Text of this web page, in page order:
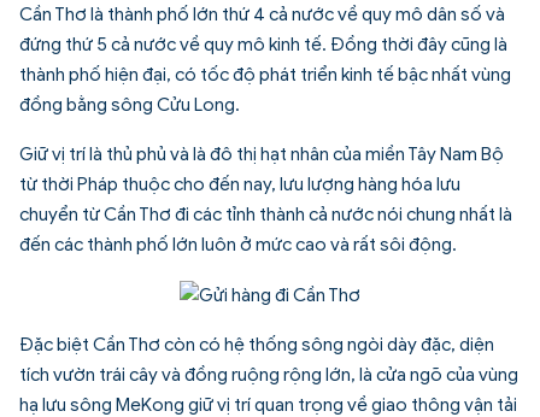
Cần Thơ là thành phố lớn thứ 4 cả nước về quy mô dân số và
đứng thứ 5 cả nước về quy mô kinh tế. Đồng thời đây cũng là
thành phố hiện đại, có tốc độ phát triển kinh tế bậc nhất vùng
đồng bằng sông Cửu Long.
Giữ vị trí là thủ phủ và là đô thị hạt nhân của miền Tây Nam Bộ
từ thời Pháp thuộc cho đến nay, lưu lượng hàng hóa lưu
chuyển từ Cần Thơ đi các tỉnh thành cả nước nói chung nhất là
đến các thành phố lớn luôn ở mức cao và rất sôi động.
Đặc biệt Cần Thơ còn có hệ thống sông ngòi dày đặc, diện
tích vườn trái cây và đồng ruộng rộng lớn, là cửa ngõ của vùng
hạ lưu sông MeKong giữ vị trí quan trọng về giao thông vận tải